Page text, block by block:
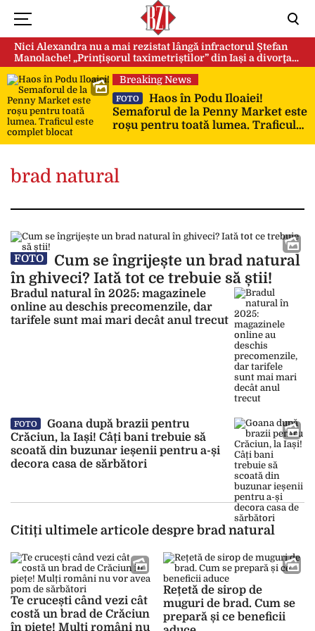
Nici Alexandra nu a mai rezistat lângă infractorul Ștefan
Manolache! „Prințișorul taximetriștilor” din Iași a divorţat
după doi ani de căsnicie
Breaking News
FOTO
Haos în Podu Iloaiei!
Semaforul de la Penny Market este
roșu pentru toată lumea. Traficul
brad natural
FOTO
Cum se îngrijește un brad natural
în ghiveci? Iată tot ce trebuie să știi!
Bradul natural în 2025: magazinele
online au deschis precomenzile, dar
tarifele sunt mai mari decât anul trecut
FOTO
Goana după brazii pentru
Crăciun, la Iași! Câți bani trebuie să
scoată din buzunar ieșenii pentru a-și
decora casa de sărbători
Citiți ultimele articole despre brad natural
Te crucești când vezi cât
costă un brad de Crăciun
în piețe! Mulți români nu
Rețetă de sirop de
muguri de brad. Cum se
prepară și ce beneficii